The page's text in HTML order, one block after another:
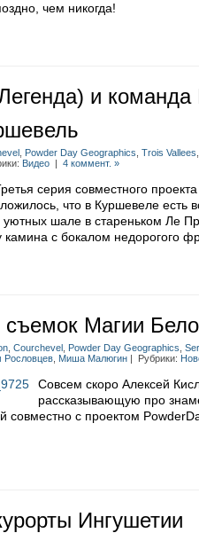
чем никогда!
и
Powder Day Geographics Trois Vallees
Видео | 4 коммент. »
серия совместного
что в Куршевеле есть
уютных шале в стареньком Ле
с бокалом недорогого
Магии
Courchevel Powder Day Geographics
Рословцев Миша Малюгин | Рубрики:
Совсем скоро Алексей
рассказывающую про
с проектом
Ингушетии